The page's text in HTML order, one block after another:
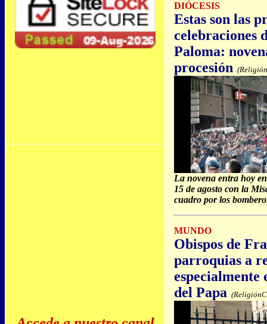
DIÓCESIS
Estas son las
celebraciones
Paloma:
procesión
La novena entra hoy
15 de agosto con la
cuadro por los
MUNDO
Obispos de
parroquias a
del Papa